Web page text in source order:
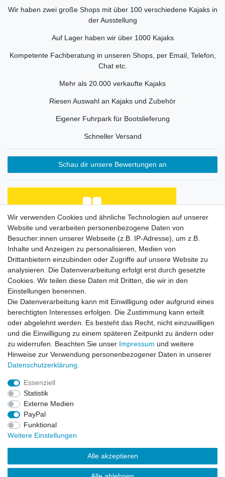
Wir haben zwei große Shops mit über 100 verschiedene Kajaks in
der Ausstellung
Auf Lager haben wir über 1000 Kajaks
Kompetente Fachberatung in unseren Shops, per Email, Telefon,
Chat etc.
Mehr als 20.000 verkaufte Kajaks
Riesen Auswahl an Kajaks und Zubehör
Eigener Fuhrpark für Bootslieferung
Schneller Versand
Schau dir unsere Bewertungen an
Habe Angelkayak gekauft, bin mit Abwicklung und
Preis zufrieden. Was fehlt, ist eine Beschreibung
Horst L., Steinach
Datum der Veröffentlichung: 26.07.2026
Datum der Kauferfahrung: 16.07.2026
253 Bewertungen
Impressum
Widerrufs­recht
Versandinformationen
Wir verwenden Cookies und ähnliche Technologien auf unserer
Website und verarbeiten personenbezogene Daten von
Besucher:innen unserer Webseite (z.B. IP-Adresse), um z.B.
Inhalte und Anzeigen zu personalisieren, Medien von
Drittanbietern einzubinden oder Zugriffe auf unsere Website zu
analysieren. Die Datenverarbeitung erfolgt erst durch gesetzte
Cookies. Wir teilen diese Daten mit Dritten, die wir in den
Einstellungen benennen.
Die Datenverarbeitung kann mit Einwilligung oder aufgrund eines
berechtigten Interesses erfolgen. Die Zustimmung kann erteilt
oder abgelehnt werden. Es besteht das Recht, nicht einzuwilligen
und die Einwilligung zu einem späteren Zeitpunkt zu ändern oder
zu widerrufen. Beachten Sie unser Impressum und weitere
Hinweise zur Verwendung personenbezogener Daten in unserer
Daten­schutz­erklärung
Essenziell
Statistik
Externe Medien
PayPal
Funktional
Weitere Einstellungen
Alle akzeptieren